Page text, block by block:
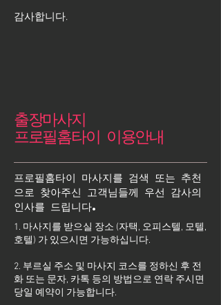
​감사합니다.
출장마사지
프로필홈타이 이용안내
프로필홈타이 마사지를 검색 또는 추천
으로 찾아주신 고객님들께 우선 감사의
인사를 드립니다.
1. 마사지를 받으실 장소 (자택, 오피스텔, 모텔,
호텔) 가 있으시면 가능하십니다.
2. 부르실 주소 및 마사지 코스를 정하신 후 전
화 또는 문자, 카톡 등의 방법으로 연락 주시면
당일 예약이 가능합니다.